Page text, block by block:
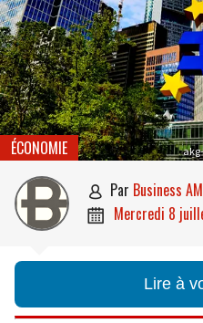
ÉCONOMIE
 par Business AM
 mercredi 8
Lire à